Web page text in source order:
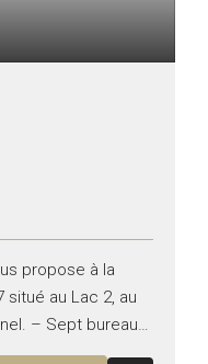
propose à la
situé au Lac 2, au
– Sept bureaux